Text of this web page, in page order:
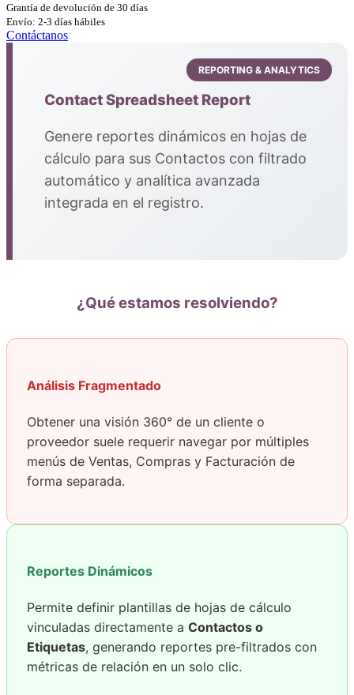
Grantía de devolución de 30 días
Envío: 2-3 días hábiles
Contáctanos
REPORTING & ANALYTICS
Contact Spreadsheet Report
Genere reportes dinámicos en hojas de
cálculo para sus Contactos con filtrado
automático y analítica avanzada
integrada en el registro.
¿Qué estamos resolviendo?
Análisis Fragmentado
Obtener una visión 360° de un cliente o
proveedor suele requerir navegar por múltiples
menús de Ventas, Compras y Facturación de
forma separada.
Reportes Dinámicos
Permite definir plantillas de hojas de cálculo
vinculadas directamente a Contactos o
Etiquetas, generando reportes pre-filtrados con
métricas de relación en un solo clic.